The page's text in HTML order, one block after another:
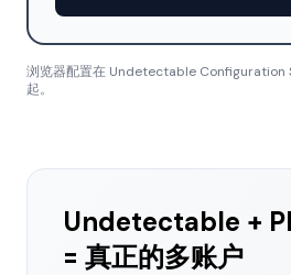
浏览器配置在 Undetectable Configuration
起。
Undetectable +
= 真正的多账户